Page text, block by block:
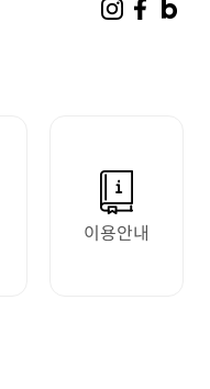
이용안내